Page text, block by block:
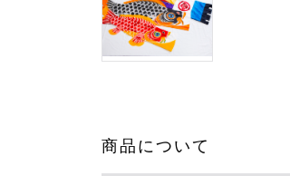
商品について